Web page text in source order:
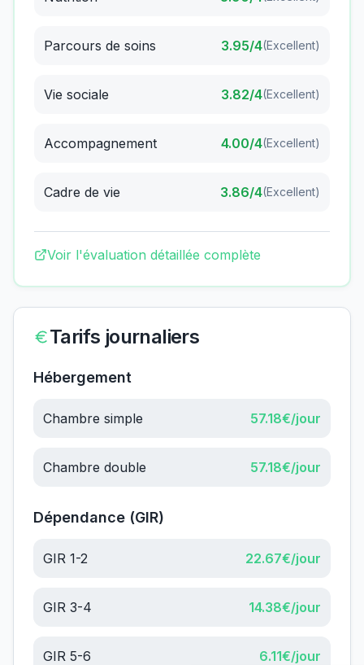
Parcours de soins 3.95/4(Excellent)
Vie sociale 3.82/4(Excellent)
Accompagnement 4.00/4(Excellent)
Cadre de vie 3.86/4(Excellent)
Voir l'évaluation détaillée complète
Tarifs journaliers
Hébergement
Chambre simple 57.18€/jour
Chambre double 57.18€/jour
Dépendance (GIR)
GIR 1-2 22.67€/jour
GIR 3-4 14.38€/jour
GIR 5-6 6.11€/jour